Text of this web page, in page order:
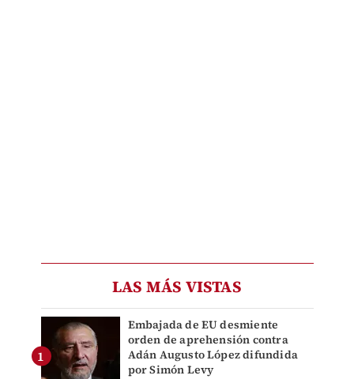
LAS MÁS VISTAS
Embajada de EU desmiente
orden de aprehensión contra
Adán Augusto López difundida
por Simón Levy